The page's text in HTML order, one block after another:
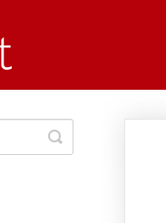
Toggle
Search